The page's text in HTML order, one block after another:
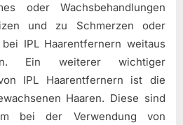
oder Wachsbehandlungen
und zu Schmerzen oder
IPL Haarentfernern weitaus
Ein weiterer wichtiger
IPL Haarentfernern ist die
Haaren. Diese sind
bei der Verwendung von